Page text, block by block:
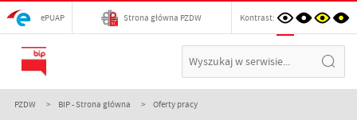
ePUAP Strona główna PZDW Kontrast:
PZDW BIP - Strona główna Oferty pracy